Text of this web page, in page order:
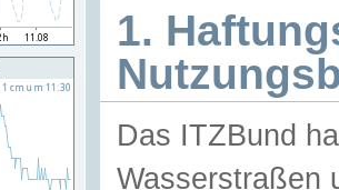
1.
Das ITZBund
Wasserstraßen